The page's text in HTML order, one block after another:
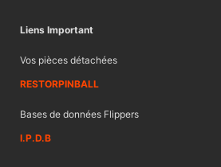
Liens Important
Vos pièces détachées
RESTORPINBALL
Bases de données Flippers
I.P.D.B